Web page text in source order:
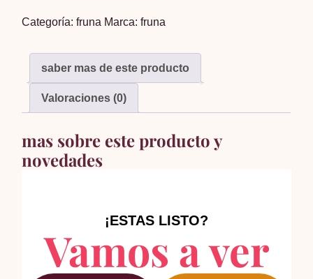
25g
Categoría:fruna Marca:fruna
saber mas de este producto
Valoraciones (0)
mas sobre este producto y
novedades
¡ESTAS LISTO?
Vamos a ver